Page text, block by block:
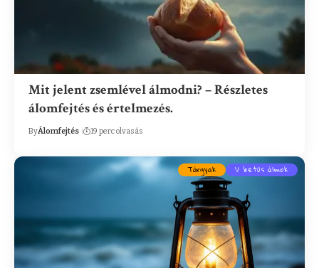
Mit jelent zsemlével álmodni? – Részletes
álomfejtés és értelmezés.
ByÁlomfejtés 19 perc olvasás
Tárgyak V betűs álmok